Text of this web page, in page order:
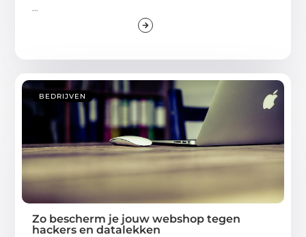
BEDRIJVEN
Zo bescherm je jouw webshop tegen
hackers en datalekken